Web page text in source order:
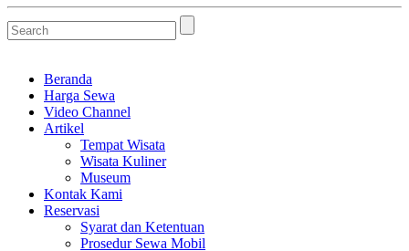
Beranda
Harga Sewa
Video Channel
Artikel
Tempat Wisata
Wisata Kuliner
Museum
Kontak Kami
Reservasi
Syarat dan Ketentuan
Prosedur Sewa Mobil